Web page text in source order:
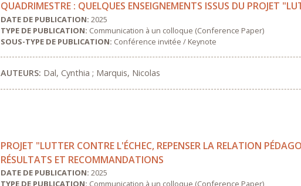
QUADRIMESTRE : QUELQUES ENSEIGNEMENTS ISSUS DU PROJET
DATE DE PUBLICATION: 2025
TYPE DE PUBLICATION: Communication à un colloque (Conference Paper)
SOUS-TYPE DE PUBLICATION: Conférence invitée / Keynote
AUTEURS: Dal, Cynthia ; Marquis, Nicolas
PROJET "LUTTER CONTRE L'ÉCHEC, REPENSER LA RELATION
RÉSULTATS ET RECOMMANDATIONS
DATE DE PUBLICATION: 2025